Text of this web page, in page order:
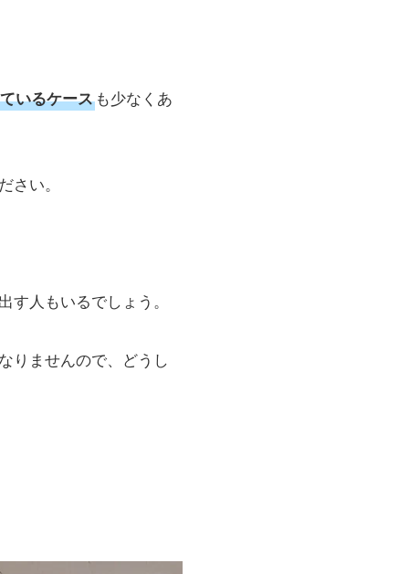
いるケース も少なくあ
い。
人もいるでしょう。
りませんので、どうし